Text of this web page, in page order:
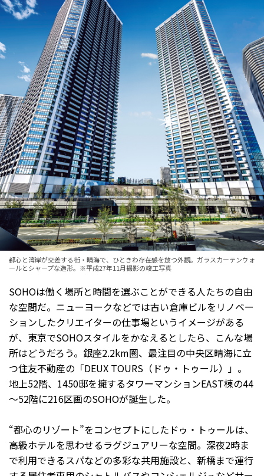
都心と湾岸が交差する街・晴海で、ひときわ存在感を放つ外観。ガラスカーテンウォ
ールとシャープな造形。※平成27年11月撮影の竣工写真
SOHOは働く場所と時間を選ぶことができる人たちの自由
な空間だ。ニューヨークなどでは古い倉庫ビルをリノベー
ションしたクリエイターの仕事場というイメージがある
が、東京でSOHOスタイルをかなえるとしたら、こんな場
所はどうだろう。銀座2.2km圏、最注目の中央区晴海に立
つ住友不動産の「DEUX TOURS（ドゥ・トゥール）」。
地上52階、1450邸を擁するタワーマンションEAST棟の44
～52階に216区画のSOHOが誕生した。
“都心のリゾート”をコンセプトにしたドゥ・トゥールは、
高級ホテルを思わせるラグジュアリーな空間。深夜2時ま
で利用できるスパなどの多彩な共用施設と、新橋まで運行